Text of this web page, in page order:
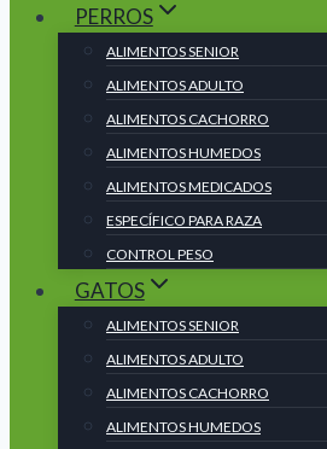
PERROS
ALIMENTOS SENIOR
ALIMENTOS ADULTO
ALIMENTOS CACHORRO
ALIMENTOS HUMEDOS
ALIMENTOS MEDICADOS
ESPECÍFICO PARA RAZA
CONTROL PESO
GATOS
ALIMENTOS SENIOR
ALIMENTOS ADULTO
ALIMENTOS CACHORRO
ALIMENTOS HUMEDOS